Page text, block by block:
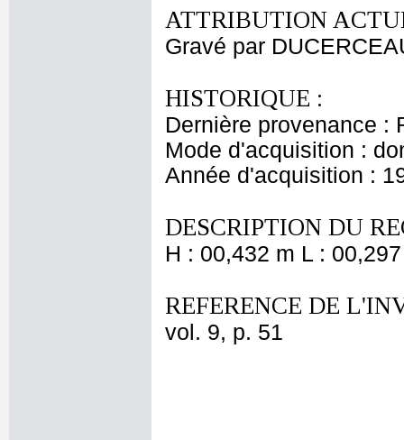
ATTRIBUTION
Gravé par
HISTORIQUE :
Dernière provenance :
Mode d'acquisition :
Année d'acquisition :
DESCRIPTION DU
H : 00,432 m L :
REFERENCE DE
vol. 9, p. 51